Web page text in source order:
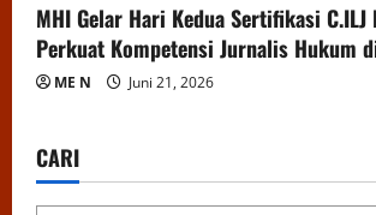
MHI Gelar Hari Kedua Sertifikasi C.ILJ
Perkuat Kompetensi Jurnalis Hukum
ME N Juni 21, 2026
CARI